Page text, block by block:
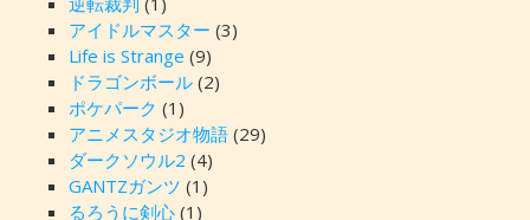
アイドルマスター (3)
Life is Strange (9)
ドラゴンボール(2)
ポケパーク (1)
アニメスタジオ物語(29)
ダークソウル2 (4)
GANTZガンツ (1)
るろうに剣心(1)